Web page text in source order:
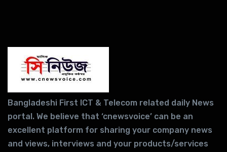
Bangladeshi First ICT & Telecom related daily News
portal. We believe that ‘cnewsvoice’ can be an
excellent platform for sharing your company news
and views, interviews and your products/services